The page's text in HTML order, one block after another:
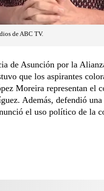
de ABC TV.
de Asunción por la
que los aspirantes
Moreira representan el
Además, defendió
el uso político de la